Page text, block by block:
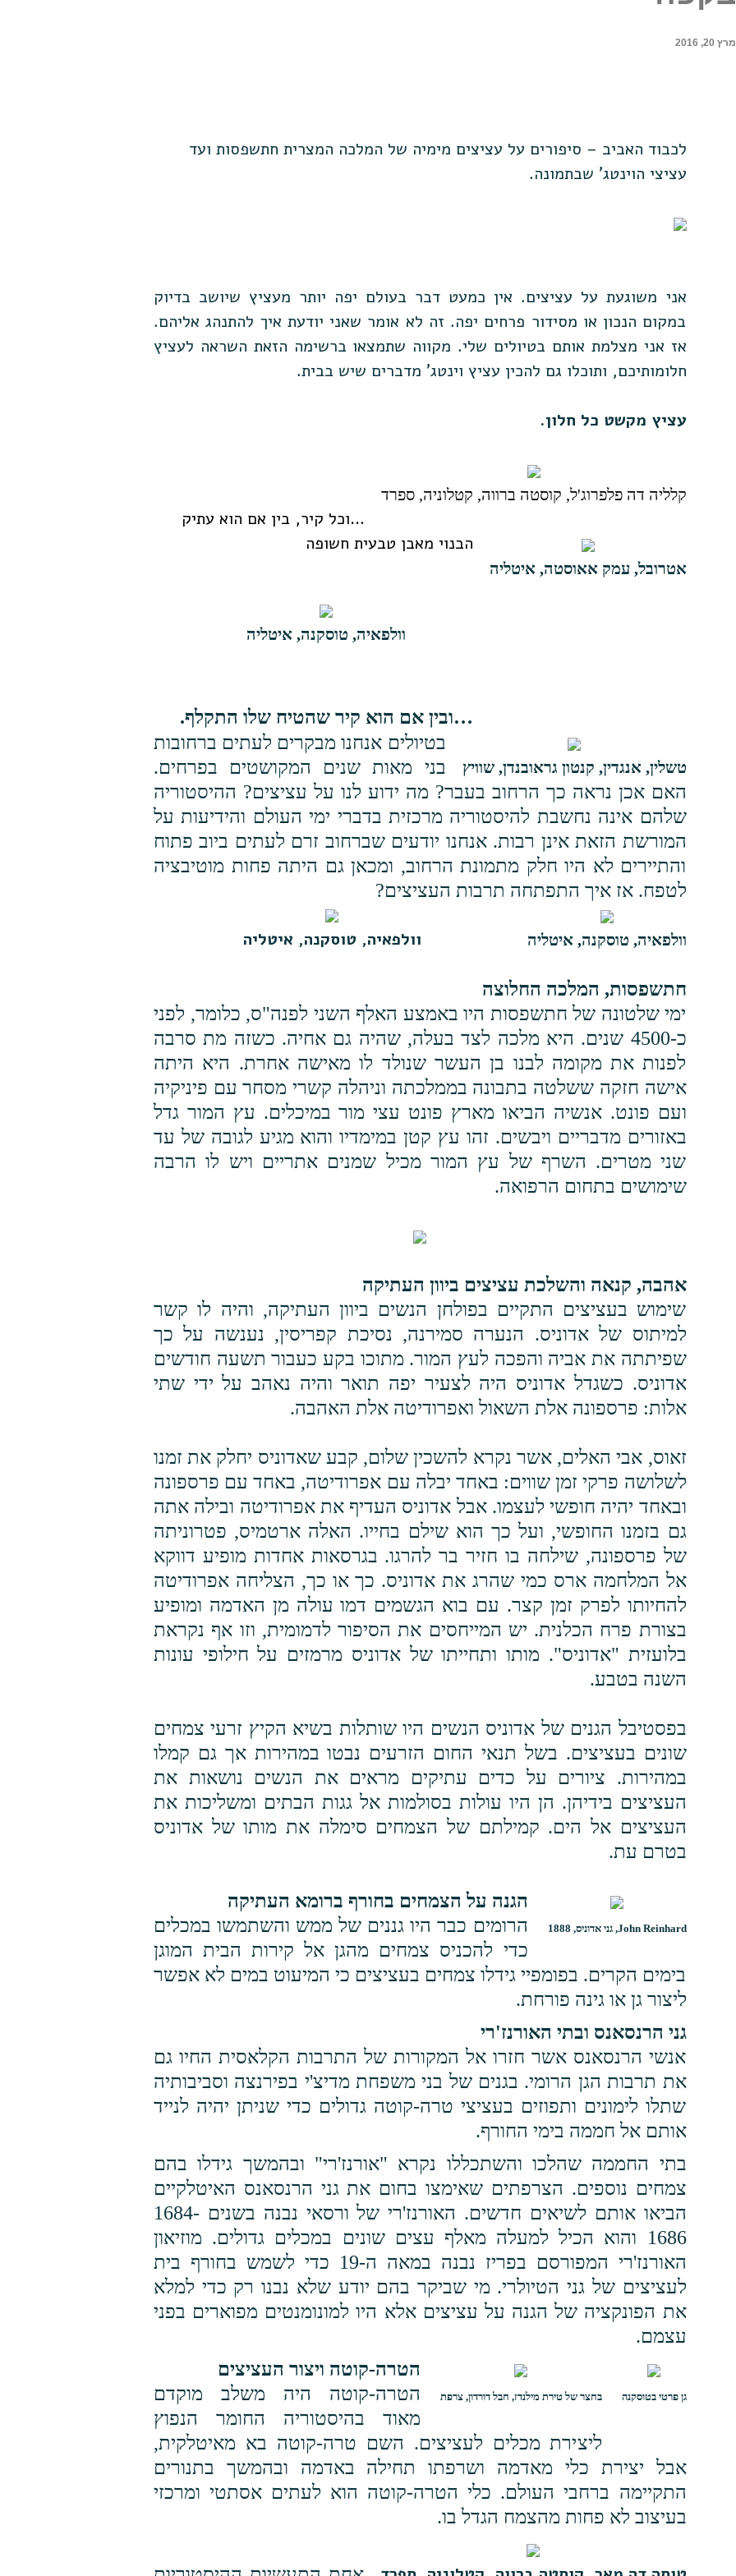
מרץ 20, 2016
לכבוד האביב – סיפורים על עציצים מימיה של המלכה המצרית חתשפסות ועד
עציצי הוינטג' שבתמונה.
אני משוגעת על עציצים. אין כמעט דבר בעולם יפה יותר מעציץ שיושב בדיוק
במקום הנכון או מסידור פרחים יפה. זה לא אומר שאני יודעת איך להתנהג אליהם.
אז אני מצלמת אותם בטיולים שלי. מקווה שתמצאו ברשימה הזאת השראה לעציץ
חלומותיכם, ותוכלו גם להכין עציץ וינטג' מדברים שיש בבית.
עציץ מקשט כל חלון.
קלליה דה פלפרוג'ל, קוסטה ברווה, קטלוניה, ספרד
אטרובל, עמק אאוסטה, איטליה
…וכל קיר, בין אם הוא עתיק
הבנוי מאבן טבעית חשופה
וולפאיה, טוסקנה, איטליה
…ובין אם הוא קיר שהטיח שלו התקלף.
טשלין, אנגדין, קנטון גראובנדן, שוויץ
בטיולים אנחנו מבקרים לעתים ברחובות
בני מאות שנים המקושטים בפרחים.
האם אכן נראה כך הרחוב בעבר? מה ידוע לנו על עציצים? ההיסטוריה
שלהם אינה נחשבת להיסטוריה מרכזית בדברי ימי העולם והידיעות על
המורשת הזאת אינן רבות. אנחנו יודעים שברחוב זרם לעתים ביוב פתוח
והתיירים לא היו חלק מתמונת הרחוב, ומכאן גם היתה פחות מוטיבציה
לטפח. אז איך התפתחה תרבות העציצים?
וולפאיה, טוסקנה, איטליה וולפאיה, טוסקנה, איטליה
חתשפסות, המלכה החלוצה
ימי שלטונה של חתשפסות היו באמצע האלף השני לפנה"ס, כלומר, לפני
כ-4500 שנים. היא מלכה לצד בעלה, שהיה גם אחיה. כשזה מת סרבה
לפנות את מקומה לבנו בן העשר שנולד לו מאישה אחרת. היא היתה
אישה חזקה ששלטה בתבונה בממלכתה וניהלה קשרי מסחר עם פיניקיה
ועם פונט. אנשיה הביאו מארץ פונט עצי מור במיכלים. עץ המור גדל
באזורים מדבריים ויבשים. זהו עץ קטן במימדיו והוא מגיע לגובה של עד
שני מטרים. השרף של עץ המור מכיל שמנים אתריים ויש לו הרבה
שימושים בתחום הרפואה.
אהבה, קנאה והשלכת עציצים ביוון העתיקה
שימוש בעציצים התקיים בפולחן הנשים ביוון העתיקה, והיה לו קשר
למיתוס של אדוניס. הנערה סמירנה, נסיכת קפריסין, נענשה על כך
שפיתתה את אביה והפכה לעץ המור. מתוכו בקע כעבור תשעה חודשים
אדוניס. כשגדל אדוניס היה לצעיר יפה תואר והיה נאהב על ידי שתי
אלות: פרספונה אלת השאול ואפרודיטה אלת האהבה.
זאוס, אבי האלים, אשר נקרא להשכין שלום, קבע שאדוניס יחלק את זמנו
לשלושה פרקי זמן שווים: באחד יבלה עם אפרודיטה, באחד עם פרספונה
ובאחד יהיה חופשי לעצמו. אבל אדוניס העדיף את אפרודיטה ובילה אתה
גם בזמנו החופשי, ועל כך הוא שילם בחייו. האלה ארטמיס, פטרוניתה
של פרספונה, שילחה בו חזיר בר להרגו. בגרסאות אחדות מופיע דווקא
אל המלחמה ארס כמי שהרג את אדוניס. כך או כך, הצליחה אפרודיטה
להחיותו לפרק זמן קצר. עם בוא הגשמים דמו עולה מן האדמה ומופיע
בצורת פרח הכלנית. יש המייחסים את הסיפור לדמומית, וזו אף נקראת
בלועזית "אדוניס". מותו ותחייתו של אדוניס מרמזים על חילופי עונות
השנה בטבע.
בפסטיבל הגנים של אדוניס הנשים היו שותלות בשיא הקיץ זרעי צמחים
שונים בעציצים. בשל תנאי החום הזרעים נבטו במהירות אך גם קמלו
במהירות. ציורים על כדים עתיקים מראים את הנשים נושאות את
העציצים בידיהן. הן היו עולות בסולמות אל גגות הבתים ומשליכות את
העציצים אל הים. קמילתם של הצמחים סימלה את מותו של אדוניס
בטרם עת.
John Reinhard, גני אדוניס, 1888
הגנה על הצמחים בחורף ברומא העתיקה
הרומים כבר היו גננים של ממש והשתמשו במכלים
כדי להכניס צמחים מהגן אל קירות הבית המוגן
בימים הקרים. בפומפיי גידלו צמחים בעציצים כי המיעוט במים לא אפשר
ליצור גן או גינה פורחת.
גני הרנסאנס ובתי האורנז'רי
אנשי הרנסאנס אשר חזרו אל המקורות של התרבות הקלאסית החיו גם
את תרבות הגן הרומי. בגנים של בני משפחת מדיצ'י בפירנצה וסביבותיה
שתלו לימונים ותפוזים בעציצי טרה-קוטה גדולים כדי שניתן יהיה לנייד
אותם אל חממה בימי החורף.
בתי החממה שהלכו והשתכללו נקרא "אורנז'רי" ובהמשך גידלו בהם
צמחים נוספים. הצרפתים שאימצו בחום את גני הרנסאנס האיטלקיים
הביאו אותם לשיאים חדשים. האורנז'רי של ורסאי נבנה בשנים 1684-
1686 והוא הכיל למעלה מאלף עצים שונים במכלים גדולים. מוזיאון
האורנז'רי המפורסם בפריז נבנה במאה ה-19 כדי לשמש בחורף בית
לעציצים של גני הטיולרי. מי שביקר בהם יודע שלא נבנו רק כדי למלא
את הפונקציה של הגנה על עציצים אלא היו למונומנטים מפוארים בפני
עצמם.
גן פרטי בטוסקנה בחצר של טירת מילנדז, חבל דורדון, צרפת
הטרה-קוטה ויצור העציצים
הטרה-קוטה היה משלב מוקדם
מאוד בהיסטוריה החומר הנפוץ
ליצירת מכלים לעציצים. השם טרה-קוטה בא מאיטלקית,
אבל יצירת כלי מאדמה ושרפתו תחילה באדמה ובהמשך בתנורים
התקיימה ברחבי העולם. כלי הטרה-קוטה הוא לעתים אסתטי ומרכזי
בעיצוב לא פחות מהצמח הגדל בו.